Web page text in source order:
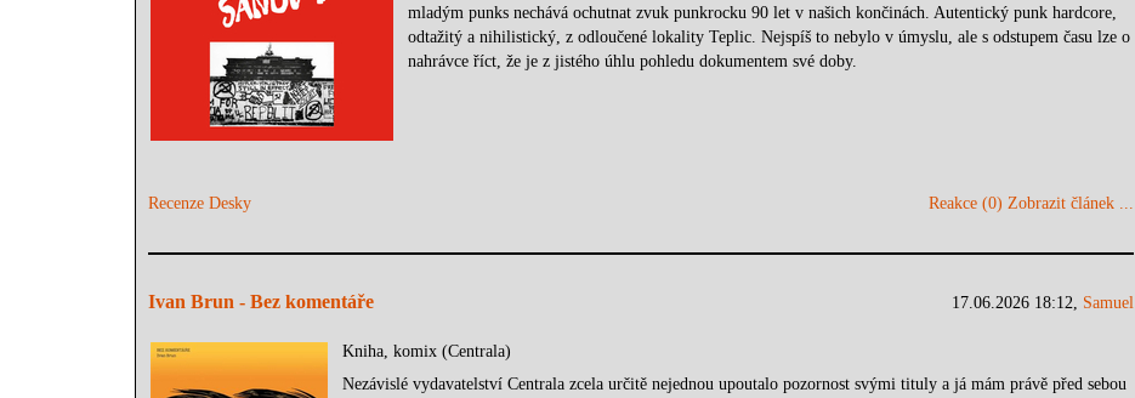
mladým punks nechává ochutnat zvuk punkrocku 90 let v našich končinách. Autentický punk hardcore,
odtažitý a nihilistický, z odloučené lokality Teplic. Nejspíš to nebylo v úmyslu, ale s odstupem času lze o
nahrávce říct, že je z jistého úhlu pohledu dokumentem své doby.
Recenze Desky Reakce (0) Zobrazit článek ...
17.06.2026 18:12, Samuel
Ivan Brun - Bez komentáře
Kniha, komix (Centrala)
Nezávislé vydavatelství Centrala zcela určitě nejednou upoutalo pozornost svými tituly a já mám právě před sebou